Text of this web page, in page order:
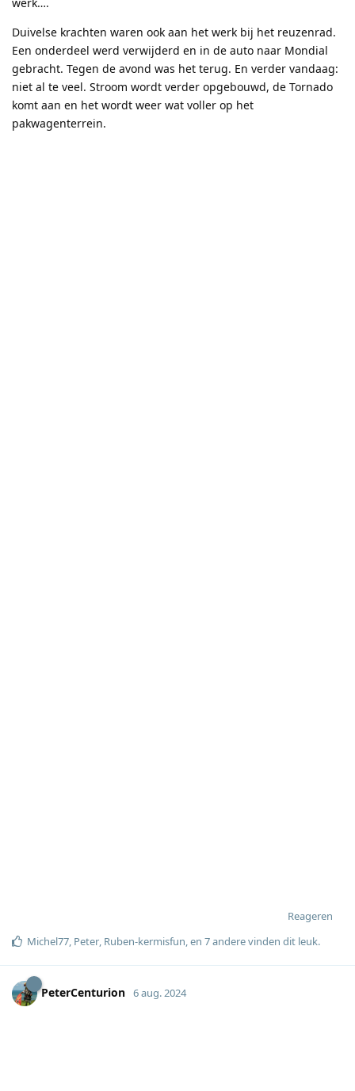
Duivelse krachten waren ook aan het werk bij het reuzenrad.
Een onderdeel werd verwijderd en in de auto naar Mondial
gebracht. Tegen de avond was het terug. En verder vandaag:
niet al te veel. Stroom wordt verder opgebouwd, de Tornado
komt aan en het wordt weer wat voller op het
pakwagenterrein.
Reageren
Michel77, Peter, Ruben-kermisfun, en 7anderevinden dit leuk.
PeterCenturion 6 aug. 2024